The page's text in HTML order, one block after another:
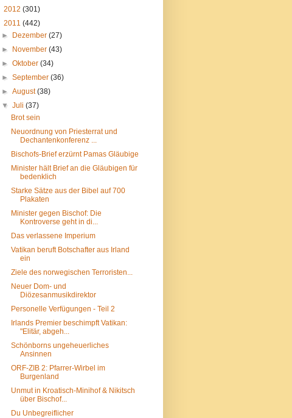
2012 (301)
2011 (442)
► Dezember(27)
► November(43)
►Oktober(34)
►September(36)
►August(38)
▼Juli(37)
Brot sein
Neuordnung von Priesterrat und
Dechantenkonferenz ...
Bischofs-Brief erzürnt Pamas Gläubige
Minister hält Brief an die Gläubigen für
bedenklich
Starke Sätze aus der Bibel auf 700
Plakaten
Minister gegen Bischof: Die
Kontroverse geht in di...
Das verlassene Imperium
Vatikan beruft Botschafter aus Irland
ein
Ziele des norwegischen Terroristen...
Neuer Dom- und
Diözesanmusikdirektor
Personelle Verfügungen - Teil 2
Irlands Premier beschimpft Vatikan:
"Elitär, abgeh...
Schönborns ungeheuerliches
Ansinnen
ORF-ZIB 2: Pfarrer-Wirbel im
Burgenland
Unmut in Kroatisch-Minihof & Nikitsch
über Bischof...
Du Unbegreiflicher